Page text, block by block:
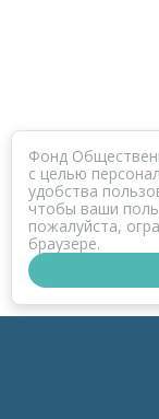
Фонд
с целью
удобства
чтобы ваши
пожалуйста,
браузере.